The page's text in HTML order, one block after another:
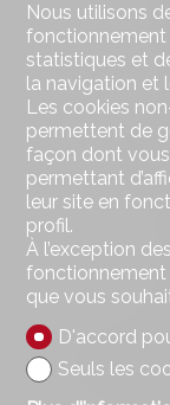
Ne laissez
Nous utilisons
fonctionnement
statistiques et
la navigation et
Les cookies
permettent de
façon dont
permettant
leur site en
profil.
À l’exception
fonctionnement
que vous
D'accord
Seuls les